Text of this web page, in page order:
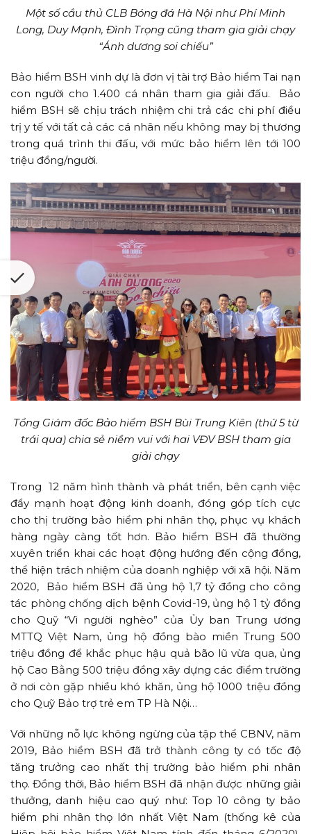
Một số cầu thủ CLB Bóng đá Hà Nội như Phí Minh
Long, Duy Mạnh, Đình Trọng cũng tham gia giải chạy
“Ánh dương soi chiếu”
Bảo hiểm BSH vinh dự là đơn vị tài trợ Bảo hiểm Tai nạn
con người cho 1.400 cá nhân tham gia giải đấu. Bảo
hiểm BSH sẽ chịu trách nhiệm chi trả các chi phí điều
trị y tế với tất cả các cá nhân nếu không may bị thương
trong quá trình thi đấu, với mức bảo hiểm lên tới 100
triệu đồng/người.
Tổng Giám đốc Bảo hiểm BSH Bùi Trung Kiên (thứ 5 từ
trái qua) chia sẻ niềm vui với hai VĐV BSH tham gia
giải chạy
Trong 12 năm hình thành và phát triển, bên cạnh việc
đẩy mạnh hoạt động kinh doanh, đóng góp tích cực
cho thị trường bảo hiểm phi nhân thọ, phục vụ khách
hàng ngày càng tốt hơn. Bảo hiểm BSH đã thường
xuyên triển khai các hoạt động hướng đến cộng đồng,
thể hiện trách nhiệm của doanh nghiệp với xã hội. Năm
2020, Bảo hiểm BSH đã ủng hộ 1,7 tỷ đồng cho công
tác phòng chống dịch bệnh Covid-19, ủng hộ 1 tỷ đồng
cho Quỹ “Vì người nghèo” của Ủy ban Trung ương
MTTQ Việt Nam, ủng hộ đồng bào miền Trung 500
triệu đồng để khắc phục hậu quả bão lũ vừa qua, ủng
hộ Cao Bằng 500 triệu đồng xây dựng các điểm trường
ở nơi còn gặp nhiều khó khăn, ủng hộ 1000 triệu đồng
cho Quỹ Bảo trợ trẻ em TP Hà Nội…
Với những nỗ lực không ngừng của tập thể CBNV, năm
2019, Bảo hiểm BSH đã trở thành công ty có tốc độ
tăng trưởng cao nhất thị trường bảo hiểm phi nhân
thọ. Đồng thời, Bảo hiểm BSH đã nhận được những giải
thưởng, danh hiệu cao quý như: Top 10 công ty bảo
hiểm phi nhân thọ lớn nhất Việt Nam (thống kê của